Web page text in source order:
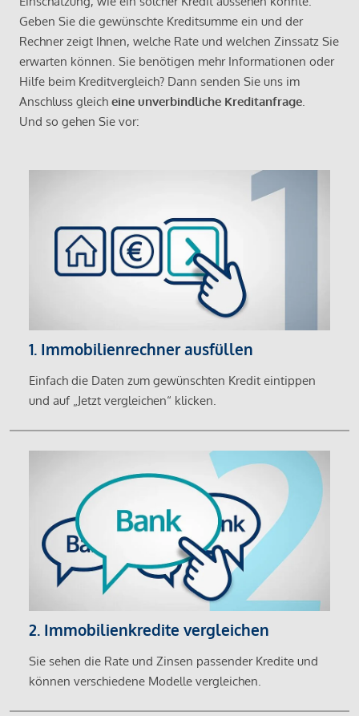
Geben Sie die gewünschte Kreditsumme ein und der
Rechner zeigt Ihnen, welche Rate und welchen Zinssatz Sie
erwarten können. Sie benötigen mehr Informationen oder
Hilfe beim Kreditvergleich? Dann senden Sie uns im
Anschluss gleich eine unverbindliche Kreditanfrage.
Und so gehen Sie vor:
1. Immobilienrechner ausfüllen
Einfach die Daten zum gewünschten Kredit eintippen
und auf „Jetzt vergleichen“ klicken.
2. Immobilienkredite vergleichen
Sie sehen die Rate und Zinsen passender Kredite und
können verschiedene Modelle vergleichen.